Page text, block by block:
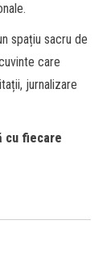
spațiu sacru de
care
jurnalizare
cu fiecare